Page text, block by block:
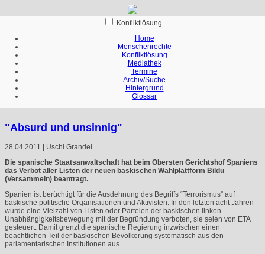
Konfliktlösung
Home
Menschenrechte
Konfliktlösung
Mediathek
Termine
Archiv/Suche
Hintergrund
Glossar
"Absurd und unsinnig"
28.04.2011 | Uschi Grandel
Die spanische Staatsanwaltschaft hat beim Obersten Gerichtshof Spaniens
das Verbot aller Listen der neuen baskischen Wahlplattform Bildu
(Versammeln) beantragt.
Spanien ist berüchtigt für die Ausdehnung des Begriffs “Terrorismus” auf
baskische politische Organisationen und Aktivisten. In den letzten acht Jahren
wurde eine Vielzahl von Listen oder Parteien der baskischen linken
Unabhängigkeitsbewegung mit der Begründung verboten, sie seien von ETA
gesteuert. Damit grenzt die spanische Regierung inzwischen einen
beachtlichen Teil der baskischen Bevölkerung systematisch aus den
parlamentarischen Institutionen aus.